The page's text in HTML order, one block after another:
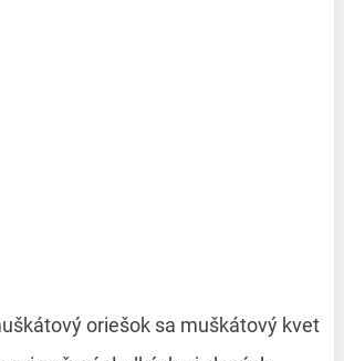
oriešok sa muškátový kvet